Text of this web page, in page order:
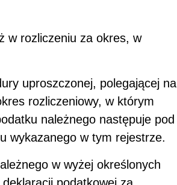
w rozliczeniu za okres, w
uproszczonej, polegającej na
rozliczeniowy, w którym
należnego następuje pod
wykazanego w tym rejestrze.
w wyżej określonych